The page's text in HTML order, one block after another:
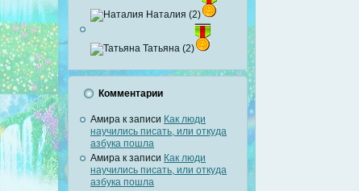
Наталия (2)
Татьяна (2)
Комментарии
Амира к записи Как люди
научились писать, или откуда
азбука пошла
Амира к записи Как люди
научились писать, или откуда
азбука пошла